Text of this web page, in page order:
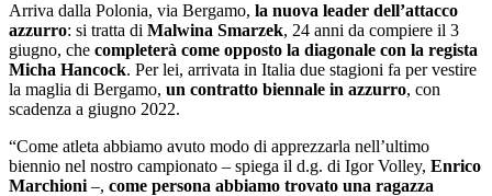
Arriva dalla Polonia, via Bergamo, la nuova leader dell’attacco
azzurro: si tratta di Malwina Smarzek, 24 anni da compiere il 3
giugno, che completerà come opposto la diagonale con la regista
Micha Hancock. Per lei, arrivata in Italia due stagioni fa per vestire
la maglia di Bergamo, un contratto biennale in azzurro, con
scadenza a giugno 2022.
“Come atleta abbiamo avuto modo di apprezzarla nell’ultimo
biennio nel nostro campionato – spiega il d.g. di Igor Volley, Enrico
Marchioni –, come persona abbiamo trovato una ragazza